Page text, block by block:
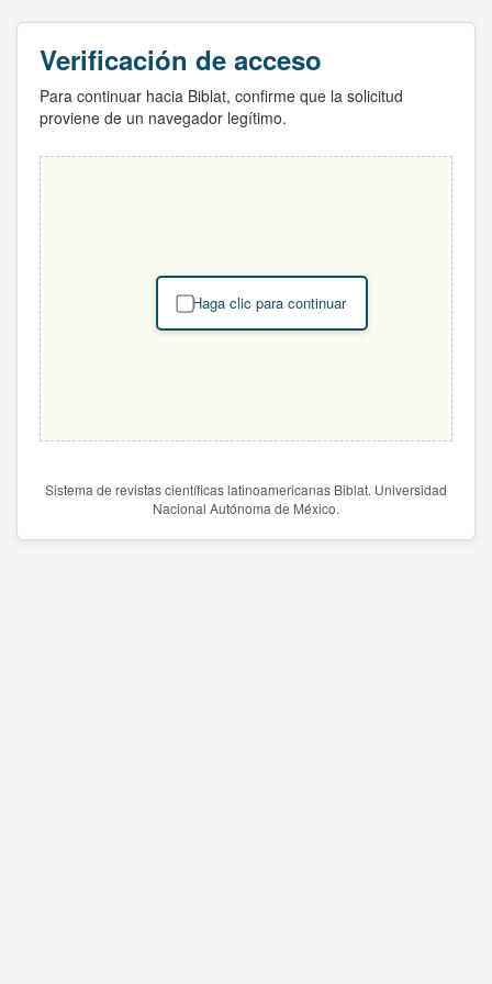
Verificación de acceso
Para continuar hacia Biblat, confirme que la solicitud
proviene de un navegador legítimo.
Haga clic para continuar
Sistema de revistas científicas latinoamericanas Biblat. Universidad
Nacional Autónoma de México.